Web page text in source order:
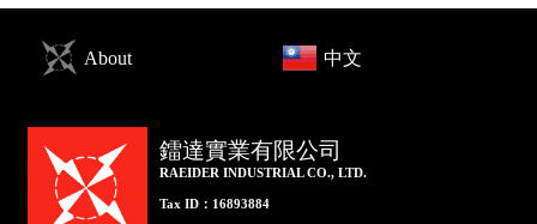
About 中文
鐳達實業有限公司
RAEIDER INDUSTRIAL CO., LTD.
Tax ID：16893884